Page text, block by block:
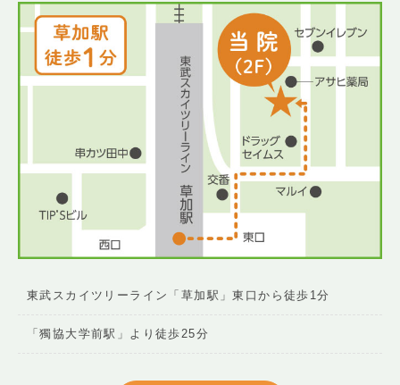
東武スカイツリーライン「草加駅」東口から徒歩1分
「獨協大学前駅」より徒歩25分